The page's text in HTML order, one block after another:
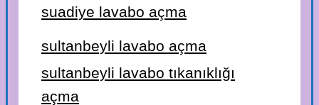
suadiye lavabo açma
sultanbeyli lavabo açma
sultanbeyli lavabo tıkanıklığı
açma